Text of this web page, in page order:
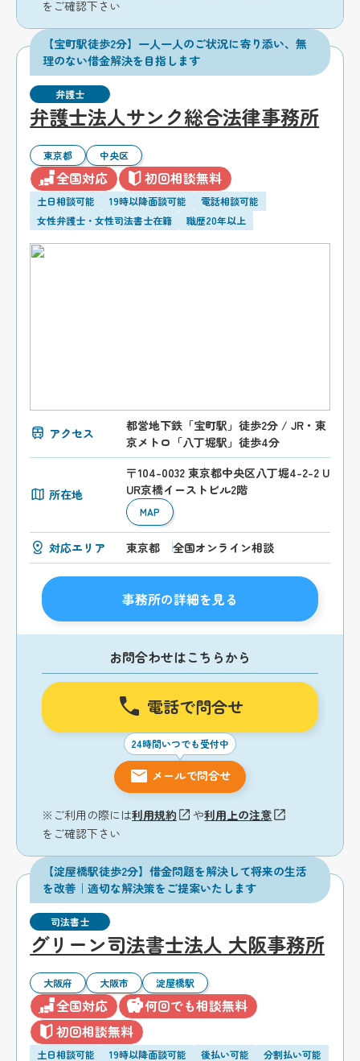
をご確認下さい
【宝町駅徒歩2分】一人一人のご状況に寄り添い、無
理のない借金解決を目指します
弁護士
弁護士法人サンク総合法律事務所
東京都 中央区
全国対応 初回相談無料
土日相談可能 19時以降面談可能
電話相談可能
女性弁護士・女性司法書士在籍
職歴20年以上
アクセス
都営地下鉄「宝町駅」徒歩2分 / JR・東
京メトロ「八丁堀駅」徒歩4分
所在地
〒104-0032 東京都中央区八丁堀4-2-2 U
UR京橋イーストビル2階
MAP
対応エリア 東京都 全国オンライン相談
事務所の詳細を見る
お問合わせはこちらから
電話で問合せ
24時間いつでも受付中
メールで問合せ
※ご利用の際には利用規約 や利用上の注意
をご確認下さい
【淀屋橋駅徒歩2分】借金問題を解決して将来の生活
を改善｜適切な解決策をご提案いたします
司法書士
グリーン司法書士法人 大阪事務所
大阪府 大阪市 淀屋橋駅
全国対応
何回でも相談無料
初回相談無料
土日相談可能 19時以降面談可能 後払い可能 分割払い可能